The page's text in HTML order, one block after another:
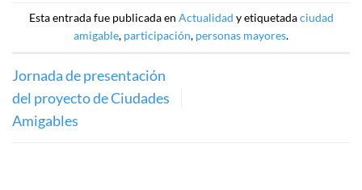
Esta entrada fue publicada en Actualidad y etiquetadaciudad
amigable, participación, personas mayores.
Jornada de presentación
del proyecto de Ciudades
Amigables